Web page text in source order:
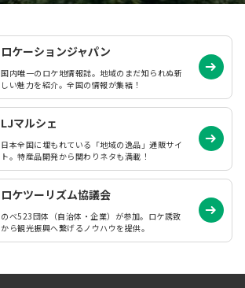
ロケーションジャパン
国内唯一のロケ地情報誌。地域のまだ知られぬ新
しい魅力を紹介。全国の情報が集結！
LJマルシェ
日本全国に埋もれている「地域の逸品」通販サイ
ト。特産品開発から関わりネタも満載！
ロケツーリズム協議会
のべ523団体（自治体・企業）が参加。ロケ誘致
から観光振興へ繋げるノウハウを提供。